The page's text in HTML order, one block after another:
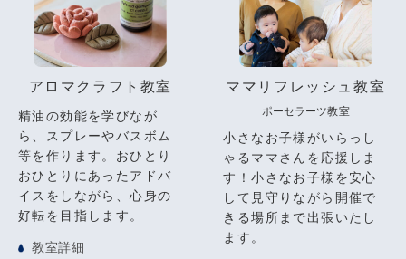
アロマクラフト教室
精油の効能を学びなが
ら、スプレーやバスボム
等を作ります。おひとり
おひとりにあったアドバ
イスをしながら、心身の
好転を目指します。
教室詳細
ママリフレッシュ教室
ポーセラーツ教室
小さなお子様がいらっし
ゃるママさんを応援しま
す！小さなお子様を安心
して見守りながら開催で
きる場所まで出張いたし
ます。